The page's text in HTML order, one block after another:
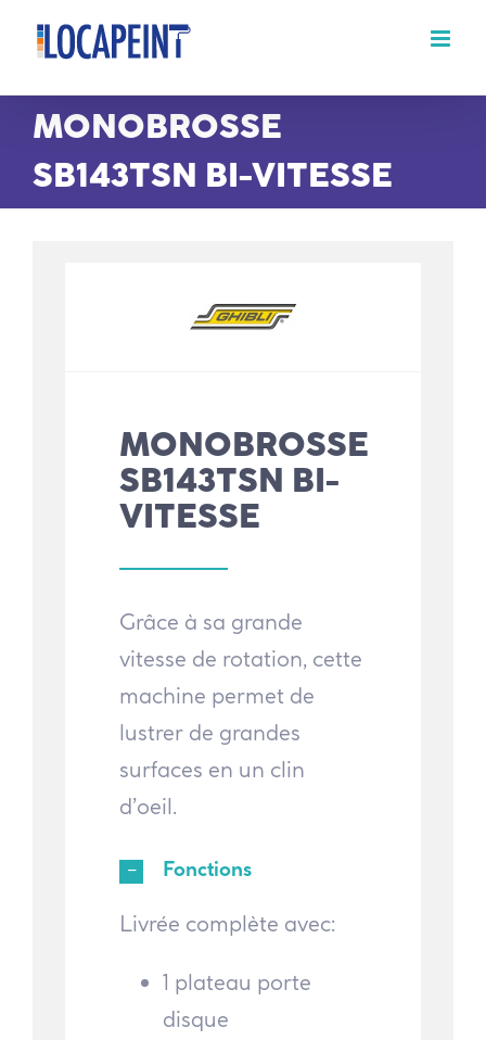
Passer
contenu
MONOBROSSE
SB143TSN BI-VITESSE
MONOBROSSE
SB143TSN BI-
VITESSE
Grâce à sa grande
vitesse de rotation, cette
machine permet de
lustrer de grandes
surfaces en un clin
d’oeil.
Fonctions
Livrée complète avec:
1 plateau porte
disque